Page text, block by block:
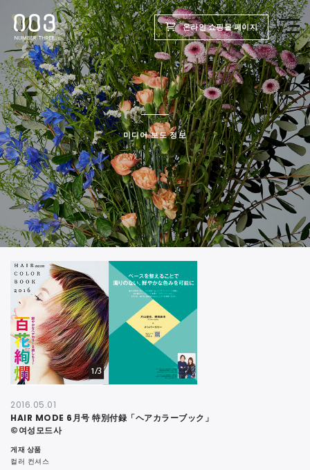
온라인 쇼핑몰 페이지
미디어 보도 정보
2016.05.01
HAIR MODE 6月号 特別付録「ヘアカラーブック」
©여성모드사
게재 상품
컬러 컨셔스
TOP
제품
웰빙 리포트
미용실용
회사
채용
연락처